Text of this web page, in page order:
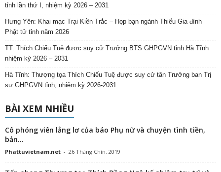
tỉnh lần thứ I, nhiệm kỳ 2026 – 2031
Hưng Yên: Khai mạc Trại Kiền Trắc – Họp bạn ngành Thiếu Gia đình
Phật tử tỉnh năm 2026
TT. Thích Chiếu Tuệ được suy cử Trưởng BTS GHPGVN tỉnh Hà Tĩnh
nhiệm kỳ 2026 – 2031
Hà Tĩnh: Thượng tọa Thích Chiếu Tuệ được suy cử tân Trưởng ban Trị
sự GHPGVN tỉnh, nhiệm kỳ 2026-2031
BÀI XEM NHIỀU
Cô phóng viên lẳng lơ của báo Phụ nữ và chuyện tình tiền,
bản...
Phattuvietnam.net - 26 Tháng Chín, 2019